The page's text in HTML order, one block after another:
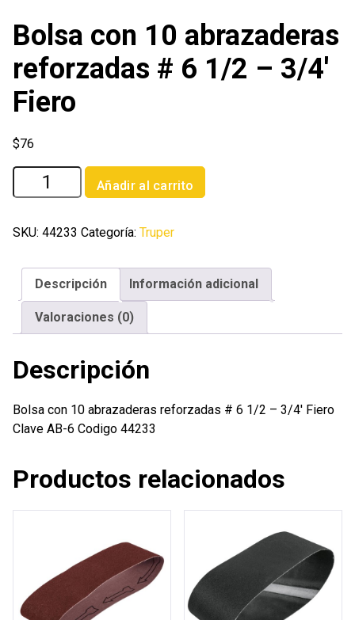
Bolsa con 10 abrazaderas
reforzadas # 6 1/2 – 3/4′
Fiero
$76
Bolsa
con
abrazaderas
1/2
Fiero
cantidad
Añadir al carrito
SKU: 44233 Categoría: Truper
Descripción Información adicional
Valoraciones (0)
Descripción
Bolsa con 10 abrazaderas reforzadas # 6 1/2 – 3/4′ Fiero
Clave AB-6 Codigo 44233
Productos relacionados